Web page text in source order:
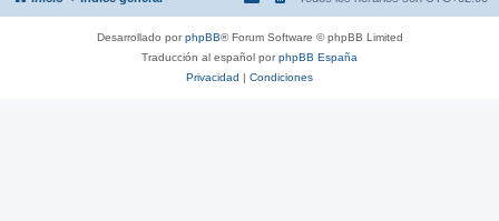
Desarrollado porphpBB® Forum Software © phpBB Limited
Traducción al español porphpBB España
Privacidad | Condiciones